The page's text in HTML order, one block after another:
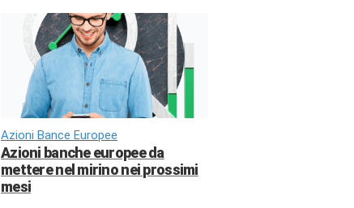
Azioni Bance Europee
Azioni banche europee da
mettere nel mirino nei prossimi
mesi